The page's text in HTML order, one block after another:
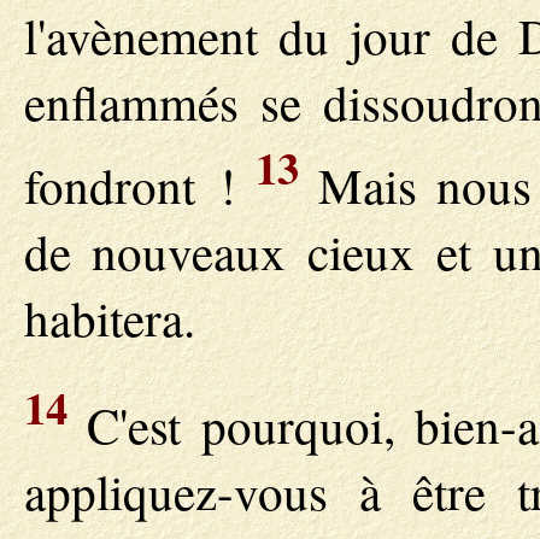
l'avènement du jour de
enflammés se
fondront !13Mais nous
de nouveaux cieux et
habitera.
14C'est pourquoi, bien-
appliquez-vous à être